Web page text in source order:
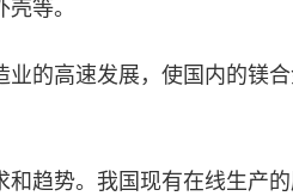
等。
的高速发展，使国内的镁
和趋势。我国现有在线生产